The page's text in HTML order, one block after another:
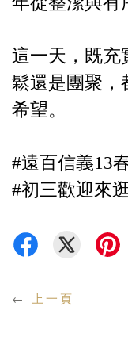
這一天，既充
鬆還是團聚，
希望。
#遠百信義13
#初三歡迎來
← 上一頁